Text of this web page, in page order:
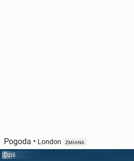
Pogoda • London ZMIANA
Dziś